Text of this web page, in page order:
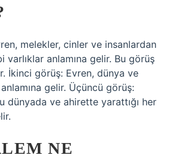
melekler, cinler ve insanlardan
varlıklar anlamına gelir. Bu görüş
İkinci görüş: Evren, dünya ve
gelir. Üçüncü görüş:
dünyada ve ahirette yarattığı her
NE